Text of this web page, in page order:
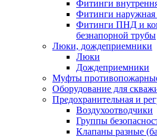
Фитинги
Фитинги наружная
Фитинги ПНД и
безнапорной трубы
Люки, дождеприемники
Люки
Дождеприемники
Муфты
Оборудование для
Предохранительная и
Воздухоотводчики
Группы
Клапаны разные